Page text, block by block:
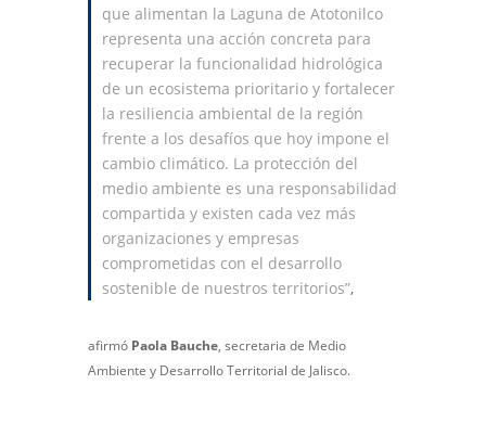
que alimentan la Laguna de Atotonilco
representa una acción concreta para
recuperar la funcionalidad hidrológica
de un ecosistema prioritario y fortalecer
la resiliencia ambiental de la región
frente a los desafíos que hoy impone el
cambio climático. La protección del
medio ambiente es una responsabilidad
compartida y existen cada vez más
organizaciones y empresas
comprometidas con el desarrollo
sostenible de nuestros territorios”,
afirmó Paola Bauche, secretaria de Medio
Ambiente y Desarrollo Territorial de Jalisco.